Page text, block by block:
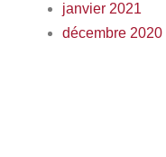
janvier 2021
décembre 2020